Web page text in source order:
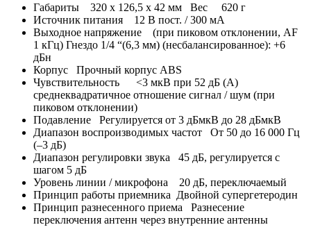
Габариты 320 х 126,5 х 42 мм Вес 620 г
Источник питания 12 В пост. / 300 мА
Выходное напряжение (при пиковом отклонении, AF
1 кГц) Гнездо 1/4 “(6,3 мм) (несбалансированное): +6
дБн
Корпус Прочный корпус ABS
Чувствительность <3 мкВ при 52 дБ (A)
среднеквадратичное отношение сигнал / шум (при
пиковом отклонении)
Подавление Регулируется от 3 дБмкВ до 28 дБмкВ
Диапазон воспроизводимых частот От 50 до 16 000 Гц
(–3 дБ)
Диапазон регулировки звука 45 дБ, регулируется с
шагом 5 дБ
Уровень линии / микрофона 20 дБ, переключаемый
Принцип работы приемника Двойной супергетеродин
Принцип разнесенного приема Разнесение
переключения антенн через внутренние антенны